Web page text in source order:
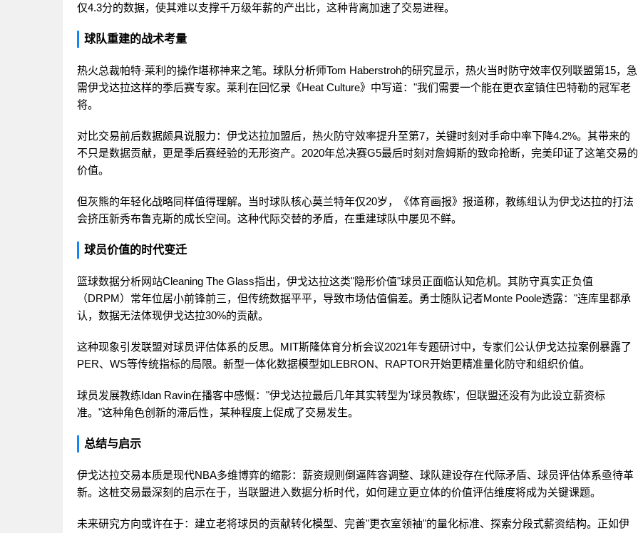
仅4.3分的数据，使其难以支撑千万级年薪的产出比，这种背离加速了交易进程。
球队重建的战术考量
热火总裁帕特·莱利的操作堪称神来之笔。球队分析师Tom Haberstroh的研究显示，热火当时防守效率仅列联盟第15，急
需伊戈达拉这样的季后赛专家。莱利在回忆录《Heat Culture》中写道："我们需要一个能在更衣室镇住巴特勒的冠军老
将。
对比交易前后数据颇具说服力：伊戈达拉加盟后，热火防守效率提升至第7，关键时刻对手命中率下降4.2%。其带来的
不只是数据贡献，更是季后赛经验的无形资产。2020年总决赛G5最后时刻对詹姆斯的致命抢断，完美印证了这笔交易的
价值。
但灰熊的年轻化战略同样值得理解。当时球队核心莫兰特年仅20岁，《体育画报》报道称，教练组认为伊戈达拉的打法
会挤压新秀布鲁克斯的成长空间。这种代际交替的矛盾，在重建球队中屡见不鲜。
球员价值的时代变迁
篮球数据分析网站Cleaning The Glass指出，伊戈达拉这类"隐形价值"球员正面临认知危机。其防守真实正负值
（DRPM）常年位居小前锋前三，但传统数据平平，导致市场估值偏差。勇士随队记者Monte Poole透露："连库里都承
认，数据无法体现伊戈达拉30%的贡献。
这种现象引发联盟对球员评估体系的反思。MIT斯隆体育分析会议2021年专题研讨中，专家们公认伊戈达拉案例暴露了
PER、WS等传统指标的局限。新型一体化数据模型如LEBRON、RAPTOR开始更精准量化防守和组织价值。
球员发展教练Idan Ravin在播客中感慨："伊戈达拉最后几年其实转型为'球员教练'，但联盟还没有为此设立薪资标
准。"这种角色创新的滞后性，某种程度上促成了交易发生。
总结与启示
伊戈达拉交易本质是现代NBA多维博弈的缩影：薪资规则倒逼阵容调整、球队建设存在代际矛盾、球员评估体系亟待革
新。这桩交易最深刻的启示在于，当联盟进入数据分析时代，如何建立更立体的价值评估维度将成为关键课题。
未来研究方向或许在于：建立老将球员的贡献转化模型、完善"更衣室领袖"的量化标准、探索分段式薪资结构。正如伊